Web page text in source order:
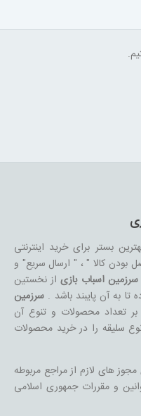
بستر برای خرید اینترنتی
بودن کالا " ، " ارسال سریع" و
سرزمین اسباب بازیاز نخستین
به آن پایبند باشد .سرزمین
تعداد محصولات و تنوع آن
نوع سلیقه را در خرید محصولات
های لازم از مراجع مربوطه
و مقررات جمهوری اسلامی